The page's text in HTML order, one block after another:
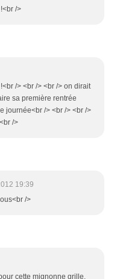
/>
/> <br /> <br /> on dirait
sa première rentrée
journée<br /> <br /> <br />
/>
19:39
/>
cette mignonne grille.